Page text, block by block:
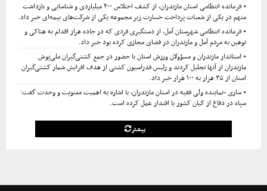
فرمانده انتظامی استان مازندران، از کشف اختلاس ۴۰۰ میلیاردی و شناسایی و بازداشت
متهم در یکی از شعبات پرداخت خسارت زیر مجموعه یکی از شرکت‌های بیمه‌ای خبر داد.
فرمانده انتظامی شهرستان آمل، از دستگیری فردی که در جاده هراز اقدام به هتاکی و
توهین به مردم آمل و مازندران در فضای مجازی کرده بود خبر داد.
استاندار مازندران و مسؤولان ورزش استان با حضور در جمع کشتی‌گیران ملی‌پوش
مازندران از آنها تجلیل کردند و رئیس فدراسیون کشتی از هدف افزایش شمار کشتی‌گیران
استان از ۳۵ هزار به ۱۰۰ هزار خبر داد.
ساری -نماینده ولی فقیه در استان مازندران، با اشاره به اهمیت معنویت و وحدت گفت:
سپاه در دفاع از کیان کشور با اقتدار عمل کرده است.
بیشتر